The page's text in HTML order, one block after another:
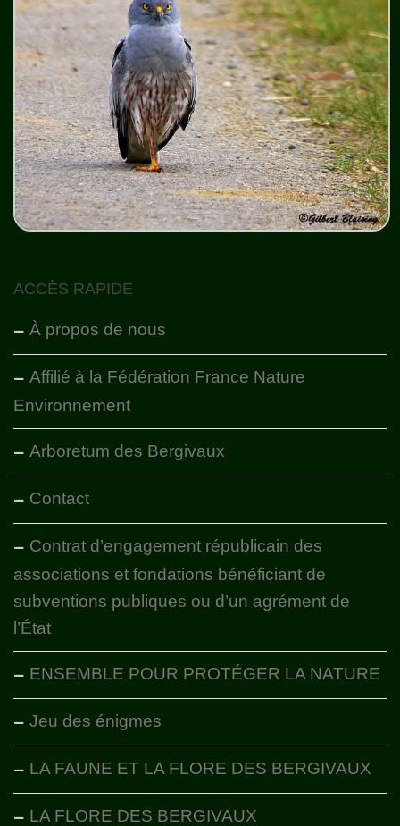
ACCÈS RAPIDE
À propos de nous
Affilié à la Fédération France Nature
Environnement
Arboretum des Bergivaux
Contact
Contrat d’engagement républicain des
associations et fondations bénéficiant de
subventions publiques ou d’un agrément de
l’État
ENSEMBLE POUR PROTÉGER LA NATURE
Jeu des énigmes
LA FAUNE ET LA FLORE DES BERGIVAUX
LA FLORE DES BERGIVAUX